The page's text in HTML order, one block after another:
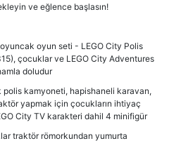
ve eğlence başlasın!
oyun seti - LEGO City Polis
çocuklar ve LEGO City Adventures
doludur
kamyoneti, hapishaneli karavan,
yapmak için çocukların ihtiyaç
City TV karakteri dahil 4 minifigür
traktör römorkundan yumurta